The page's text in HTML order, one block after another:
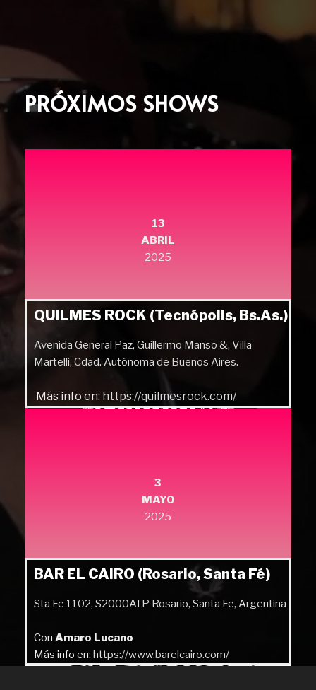
PRÓXIMOS SHOWS
13
ABRIL
2025
QUILMES ROCK (Tecnópolis, Bs.As.)
Avenida General Paz, Guillermo Manso &, Villa
Martelli, Cdad. Autónoma de Buenos Aires.
Más info en: https://quilmesrock.com/
3
MAYO
2025
BAR EL CAIRO (Rosario, Santa Fé)
Sta Fe 1102, S2000ATP Rosario, Santa Fe, Argentina
Con Amaro Lucano
Más info en: https://www.barelcairo.com/